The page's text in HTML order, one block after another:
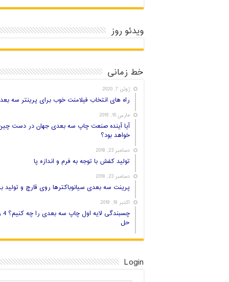
ویدئو روز
خط زمانی
ژوئن 7, 2020
راه های انتخاب فیلامنت خوب برای پرینتر سه
مارس 10, 2019
آیا آینده صنعت چاپ سه بعدی جهان در دست
خواهد بود؟
دسامبر 23, 2018
تولید کفش با توجه به فرم و اندازه پا
دسامبر 23, 2018
پرینت سه بعدی سیانوباکترها روی قارچ و تولید
اکتبر 18, 2018
حل
Login